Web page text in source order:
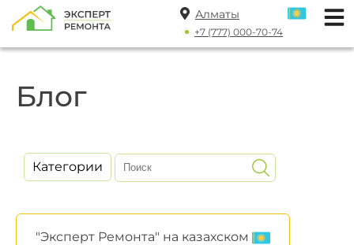
Алматы
+7 (777) 000-70-74
Блог
Категории
"Эксперт Ремонта" на казахском